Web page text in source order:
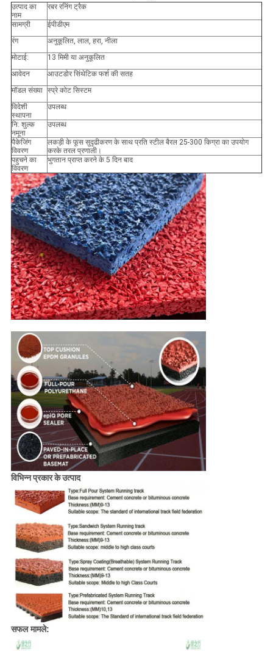
उत्पाद का
नाम
रबर रनिंग ट्रैक
सामग्री
ईपीडीएम
रंग
अनुकूलित, लाल, हरा, नीला
मोटाई:
13 मिमी या अनुकूलित
आवेदन
आउटडोर सिंथेटिक फर्श की सतह
मॉडल संख्या स्प्रे कोट सिस्टम
विदेशी
स्थापना
उपलब्ध
नि: शुल्क
नमूना
उपलब्ध
पैकेजिंग
विवरण
लकड़ी के फूस सुदृढीकरण के साथ प्रति स्टील बैरल 25-300 किग्रा का उपयोग
करके तरल प्रणाली।
पहुचने का
विवरण
भुगतान प्राप्त करने के 5 दिन बाद
विभिन्न प्रकार के उत्पाद
सफल मामले: